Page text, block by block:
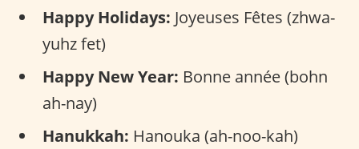
Happy Holidays: Joyeuses Fêtes (zhwa-
yuhz fet)
Happy New Year: Bonne année (bohn
ah-nay)
Hanukkah: Hanouka (ah-noo-kah)